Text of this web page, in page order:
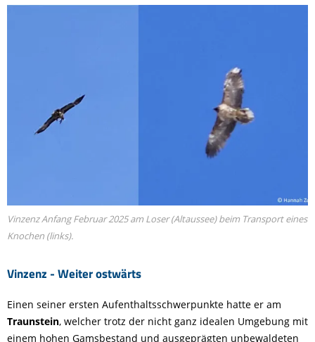
Vinzenz - Weiter ostwärts
Vinzenz Anfang Februar 2025 am Loser (Altaussee) beim Transport eines
Knochen (links).
Einen seiner ersten Aufenthaltsschwerpunkte hatte er am
Traunstein, welcher trotz der nicht ganz idealen Umgebung mit
einem hohen Gamsbestand und ausgeprägten unbewaldeten